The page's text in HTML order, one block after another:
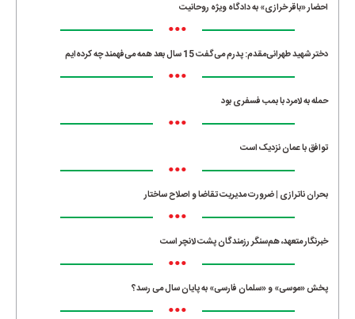
احضار «باقر خرازی» به دادگاه ویژه روحانیت
•••
دختر شهید طهرانی‌مقدم: پدرم می‌گفت 15 سال بعد همه می‌فهمند چه کرده‌ایم
•••
حمله به لامرد با بمب فسفری بود
•••
توافق با عمان نزدیک است
•••
بحران ناترازی | ضرورت مدیریت تقاضا و اصلاح ساختار
•••
خبرنگار متعهد، هم‌سنگر رزمندگان پشت لانچر است
•••
پخش «موسی» و «سلمان فارسی» به پایان سال می رسد؟
•••